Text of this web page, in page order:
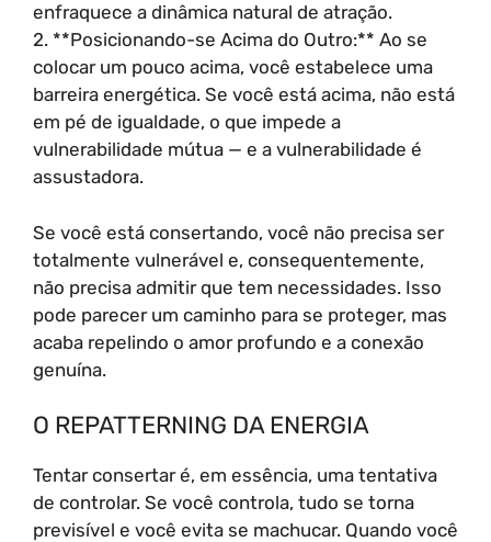
enfraquece a dinâmica natural de atração.
2. **Posicionando-se Acima do Outro:** Ao se
colocar um pouco acima, você estabelece uma
barreira energética. Se você está acima, não está
em pé de igualdade, o que impede a
vulnerabilidade mútua — e a vulnerabilidade é
assustadora.
Se você está consertando, você não precisa ser
totalmente vulnerável e, consequentemente,
não precisa admitir que tem necessidades. Isso
pode parecer um caminho para se proteger, mas
acaba repelindo o amor profundo e a conexão
genuína.
O REPATTERNING DA ENERGIA
Tentar consertar é, em essência, uma tentativa
de controlar. Se você controla, tudo se torna
previsível e você evita se machucar. Quando você